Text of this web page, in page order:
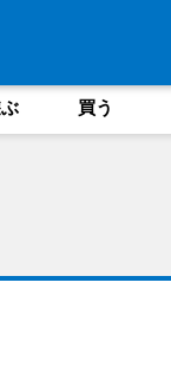
買う